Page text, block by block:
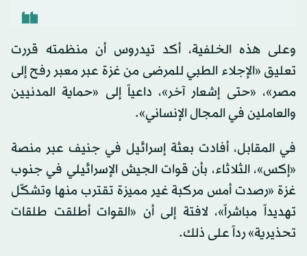
وعلى هذه الخلفية، أكد تيدروس أن منظمته قررت
تعليق «الإجلاء الطبي للمرضى من غزة عبر معبر رفح إلى
مصر»، «حتى إشعار آخر»، داعياً إلى «حماية المدنيين
والعاملين في المجال الإنساني».
في المقابل، أفادت بعثة إسرائيل في جنيف عبر منصة
«إكس»، الثلاثاء، بأن قوات الجيش الإسرائيلي في جنوب
غزة «رصدت أمس مركبة غير مميزة تقترب منها وتشكّل
تهديداً مباشراً»، لافتة إلى أن «القوات أطلقت طلقات
تحذيرية» رداً على ذلك.